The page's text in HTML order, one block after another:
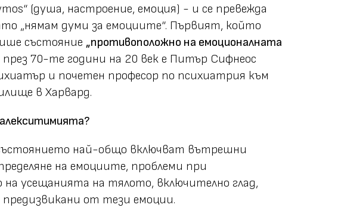
(душа, настроение, емоция) - и се превежда
„нямам думи за емоциите“. Първият, който
състояние „противоположно на емоционалната
през 70-те години на 20 век е Питър Сифнеос
и почетен професор по психиатрия към
в Харвард.
най-общо включват вътрешни
на емоциите, проблеми при
на усещанията на тялото, включително глад,
предизвикани от тези емоции.